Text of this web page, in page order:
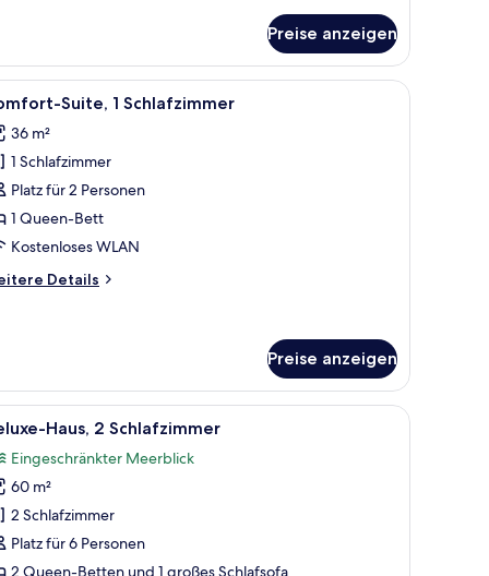
Preise anzeigen
Bügeleisen/Bügelbrett
Comfort-Suite, 1 Schlafzimmer | Minibar,
10 Suite, 1 Schlafzimmer
36 m²
1 Schlafzimmer
Platz für 2 Personen
1 Queen-Bett
Kostenloses WLAN
Details
Preise anzeigen
Zimmersafe, Verdunkelungsvorhänge, Bügeleisen/Bügelbrett
Deluxe-Haus, 2 Schlafzimmer | Minibar,
6 Haus, 2 Schlafzimmer
Eingeschränkter Meerblick
60 m²
2 Schlafzimmer
Platz für 6 Personen
2 Queen-Betten und 1 großes Schlafsofa